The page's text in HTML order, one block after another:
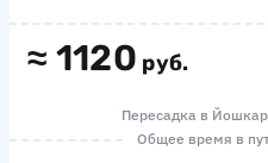
≈ 1120 руб.
Пересадка в
Общее время в